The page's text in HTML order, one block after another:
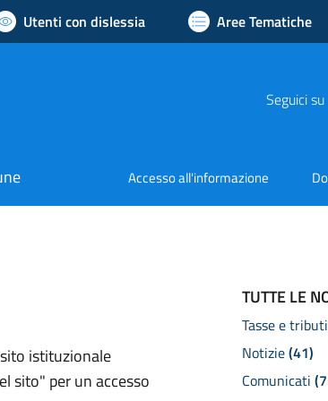
Utenti con dislessia Aree Tematiche
Seguici su
Accesso all'informazione
istituzionale
sito" per un accesso
TUTTE LE
Tasse e
Notizie(41)
Comunicati